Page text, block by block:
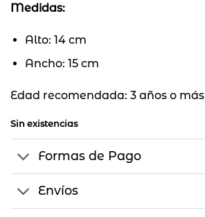
Medidas:
Alto: 14 cm
Ancho: 15 cm
Edad recomendada: 3 años o más
Sin existencias
Formas de Pago
Envíos